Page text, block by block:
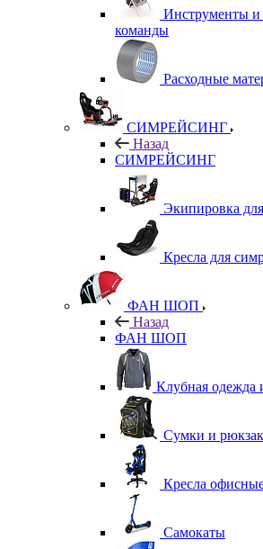
Инструменты и
команды
Расходные
СИМРЕЙСИНГ
Назад
СИМРЕЙСИНГ
Экипировка
Кресла для
ФАН ШОП
Назад
ФАН ШОП
Клубная одежда
Сумки и
Кресла
Самокаты